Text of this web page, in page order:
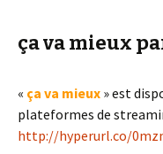
ça va mieux
« ça va mieux » est
plateformes de
http://hyperurl.co/